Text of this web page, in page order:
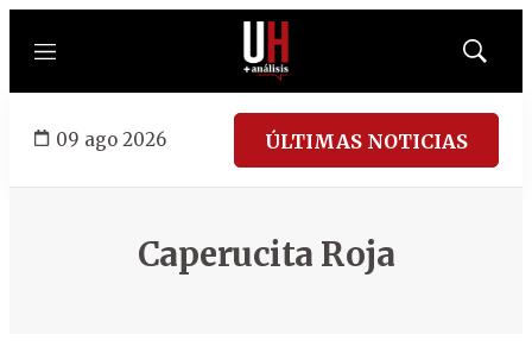
Menú
Mostrar
09 ago 2026 ÚLTIMAS NOTICIAS
Caperucita Roja